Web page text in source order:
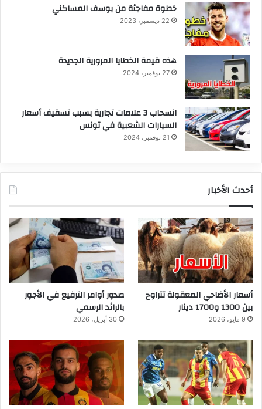
خطوة مفاجئة من يوسف المساكني
22 ديسمبر، 2023
هذه قيمة الخطايا المرورية الجديدة
27 نوفمبر، 2024
انسحاب 3 علامات تجارية بسبب تسقيف أسعار
السيارات الشعبية في تونس
21 نوفمبر، 2024
أحدث الأخبار
أسعار الأضاحي المعقولة تتراوح
بين 1300 و1700 دينار
9 مايو، 2026
صدور أوامر الترفيع في الأجور
بالرائد الرسمي
30 أبريل، 2026